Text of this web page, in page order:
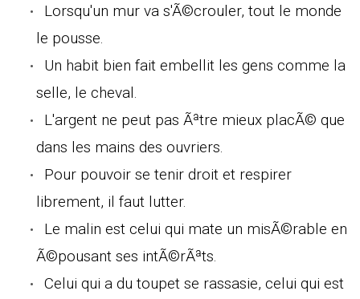
Lorsqu'un mur va s'Ã©crouler, tout le monde
le pousse.
Un habit bien fait embellit les gens comme la
selle, le cheval.
L'argent ne peut pas Ãªtre mieux placÃ© que
dans les mains des ouvriers.
Pour pouvoir se tenir droit et respirer
librement, il faut lutter.
Le malin est celui qui mate un misÃ©rable en
Ã©pousant ses intÃ©rÃªts.
Celui qui a du toupet se rassasie, celui qui est